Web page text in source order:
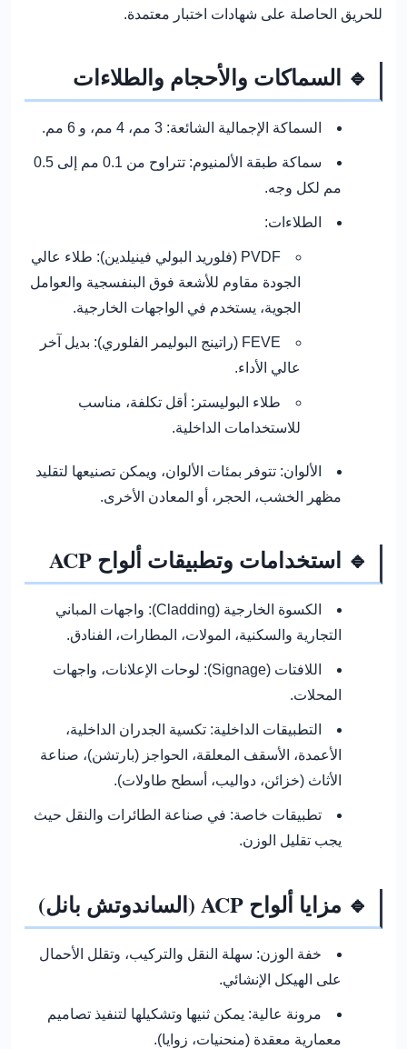
للحريق الحاصلة على شهادات اختبار معتمدة.
🔹 السماكات والأحجام والطلاءات
السماكة الإجمالية الشائعة:
سماكة طبقة الألمنيوم:
تتراوح من 0.1 مم إلى 0.5
مم لكل وجه.
الطلاءات:
PVDF (فلوريد البولي فينيلدين):
طلاء عالي
الجودة مقاوم للأشعة فوق البنفسجية والعوامل
الجوية، يستخدم في الواجهات الخارجية.
FEVE (راتينج البوليمر الفلوري):
بديل آخر
عالي الأداء.
طلاء البوليستر: أقل تكلفة، مناسب
للاستخدامات الداخلية.
الألوان: تتوفر بمئات الألوان، ويمكن تصنيعها لتقليد
مظهر الخشب، الحجر، أو المعادن الأخرى.
🔹 استخدامات وتطبيقات ألواح ACP
الكسوة الخارجية (Cladding):
واجهات المباني
التجارية والسكنية، المولات، المطارات، الفنادق.
اللافتات (Signage):
لوحات الإعلانات، واجهات
المحلات.
التطبيقات الداخلية: تكسية الجدران الداخلية،
الأعمدة، الأسقف المعلقة، الحواجز (بارتشن)، صناعة
الأثاث (خزائن، دواليب، أسطح طاولات).
تطبيقات خاصة: في صناعة الطائرات والنقل حيث
يجب تقليل الوزن.
🔹 مزايا ألواح ACP (الساندوتش بانل)
خفة الوزن: سهلة النقل والتركيب، وتقلل الأحمال
على الهيكل الإنشائي.
مرونة عالية: يمكن ثنيها وتشكيلها لتنفيذ تصاميم
معمارية معقدة (منحنيات، زوايا).